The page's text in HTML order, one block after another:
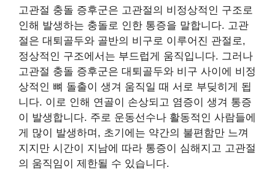
고관절 충돌 증후군은 고관절의 비정상적인 구조로
인해 발생하는 충돌로 인한 통증을 말합니다. 고관
절은 대퇴골두와 골반의 비구로 이루어진 관절로,
정상적인 구조에서는 부드럽게 움직입니다. 그러나
고관절 충돌 증후군은 대퇴골두와 비구 사이에 비정
상적인 뼈 돌출이 생겨 움직일 때 서로 부딪히게 됩
니다. 이로 인해 연골이 손상되고 염증이 생겨 통증
이 발생합니다. 주로 운동선수나 활동적인 사람들에
게 많이 발생하며, 초기에는 약간의 불편함만 느껴
지지만 시간이 지남에 따라 통증이 심해지고 고관절
의 움직임이 제한될 수 있습니다.